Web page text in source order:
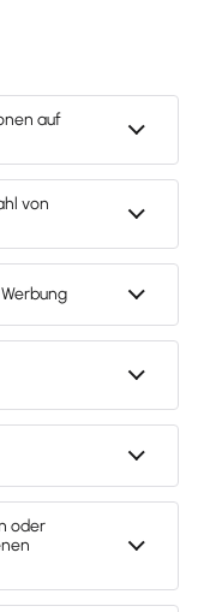
hier also im
einer
sind